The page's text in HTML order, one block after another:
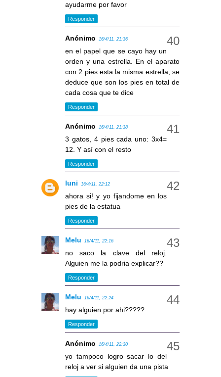
ayudarme por favor
Responder
Anónimo 16/4/11, 21:36
en el papel que se cayo hay un
orden y una estrella. En el aparato
con 2 pies esta la misma estrella; se
deduce que son los pies en total de
cada cosa que te dice
Responder
Anónimo 16/4/11, 21:38
3 gatos, 4 pies cada uno: 3x4=
12. Y así con el resto
Responder
luni 16/4/11, 22:12
ahora si! y yo fijandome en los
pies de la estatua
Responder
Melu 16/4/11, 22:16
no saco la clave del reloj.
Alguien me la podria explicar??
Responder
Melu 16/4/11, 22:24
hay alguien por ahi?????
Responder
Anónimo 16/4/11, 22:30
yo tampoco logro sacar lo del
reloj a ver si alguien da una pista